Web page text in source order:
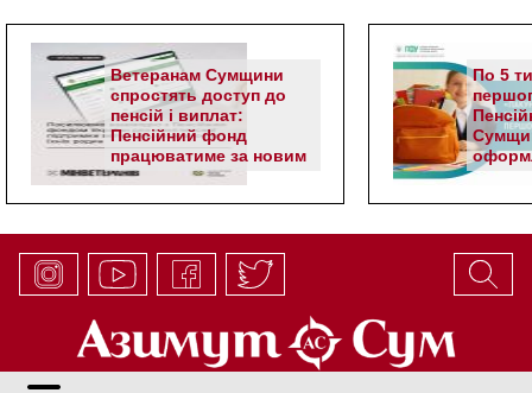
Ветеранам Сумщини
спростять доступ до
пенсій і виплат:
Пенсійний фонд
працюватиме за новим
алгоритмом
По 5